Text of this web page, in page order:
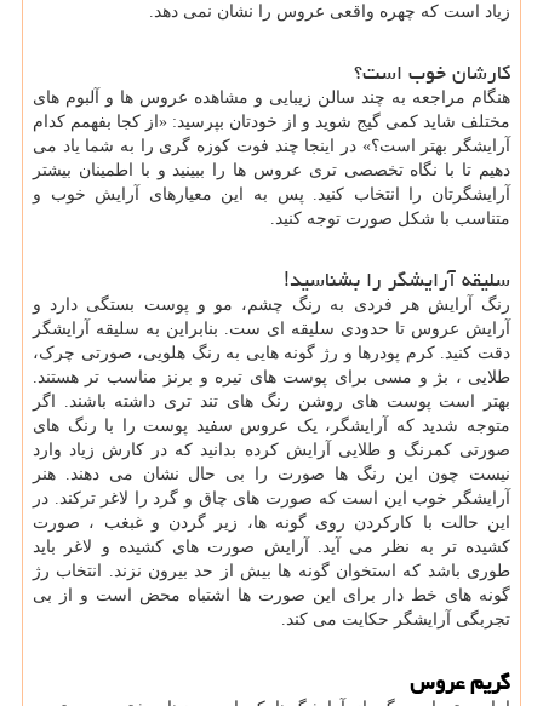
زیاد است که چهره واقعی عروس را نشان نمی دهد.
کارشان خوب است؟
هنگام مراجعه به چند سالن زیبایی و مشاهده عروس ها و آلبوم های
مختلف شاید کمی گیج شوید و از خودتان بپرسید: «از کجا بفهمم کدام
آرایشگر بهتر است؟» در اینجا چند فوت کوزه گری را به شما یاد می
دهیم تا با نگاه تخصصی تری عروس ها را ببینید و با اطمینان بیشتر
آرایشگرتان را انتخاب کنید. پس به این معیارهای آرایش خوب و
متناسب با شکل صورت توجه کنید.
سلیقه آرایشگر را بشناسید!
رنگ آرایش هر فردی به رنگ چشم، مو و پوست بستگی دارد و
آرایش عروس تا حدودی سلیقه ای ست. بنابراین به سلیقه آرایشگر
دقت کنید. کرم پودرها و رژ گونه هایی به رنگ هلویی، صورتی چرک،
طلایی ، بژ و مسی برای پوست های تیره و برنز مناسب تر هستند.
بهتر است پوست های روشن رنگ های تند تری داشته باشند. اگر
متوجه شدید که آرایشگر، یک عروس سفید پوست را با رنگ های
صورتی کمرنگ و طلایی آرایش کرده بدانید که در کارش زیاد وارد
نیست چون این رنگ ها صورت را بی حال نشان می دهند. هنر
آرایشگر خوب این است که صورت های چاق و گرد را لاغر ترکند. در
این حالت با کارکردن روی گونه ها، زیر گردن و غبغب ، صورت
کشیده تر به نظر می آید. آرایش صورت های کشیده و لاغر باید
طوری باشد که استخوان گونه ها بیش از حد بیرون نزند. انتخاب رژ
گونه های خط دار برای این صورت ها اشتباه محض است و از بی
تجربگی آرایشگر حکایت می کند.
گریم عروس